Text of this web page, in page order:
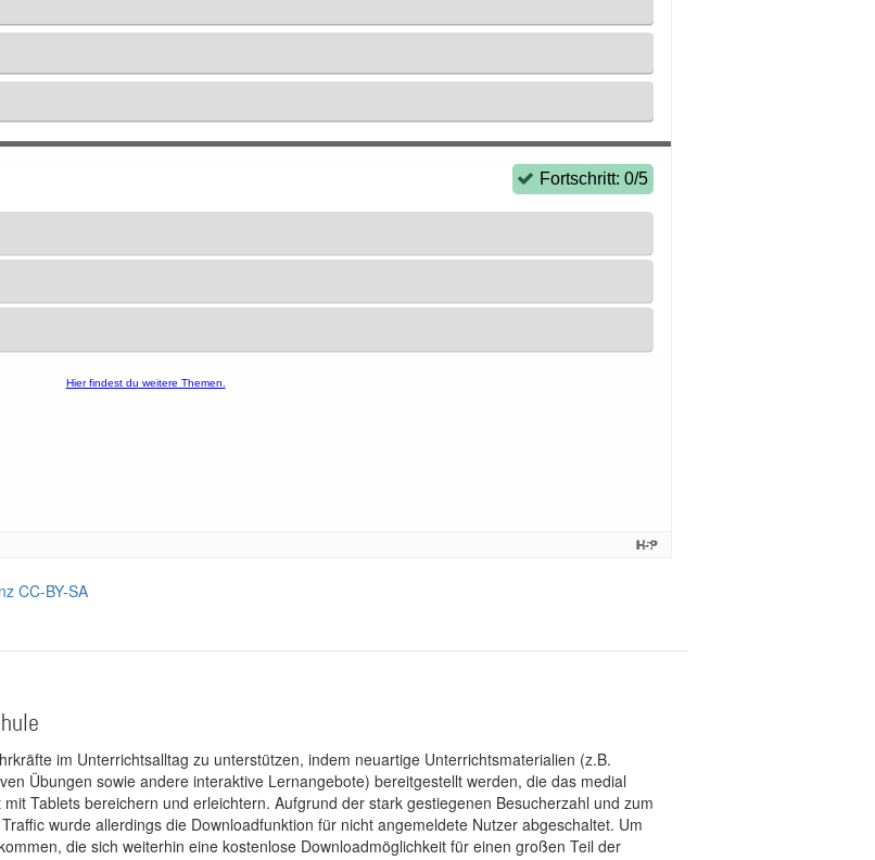
CC-BY-SA
im Unterrichtsalltag zu unterstützen, indem neuartige Unterrichtsmaterialien (z.B.
Übungen sowie andere interaktive Lernangebote) bereitgestellt werden, die das medial
Tablets bereichern und erleichtern. Aufgrund der stark gestiegenen Besucherzahl und zum
wurde allerdings die Downloadfunktion für nicht angemeldete Nutzer abgeschaltet. Um
die sich weiterhin eine kostenlose Downloadmöglichkeit für einen großen Teil der